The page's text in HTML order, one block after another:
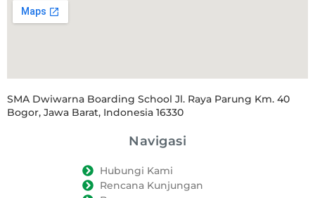
SMA Dwiwarna Boarding School Jl. Raya Parung Km. 40
Bogor, Jawa Barat, Indonesia 16330
Navigasi
Hubungi Kami
Rencana Kunjungan